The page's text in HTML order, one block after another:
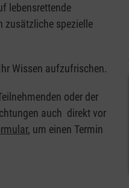
lebensrettende
zusätzliche spezielle
Wissen aufzufrischen.
oder der
auch direkt vor
, um einen Termin